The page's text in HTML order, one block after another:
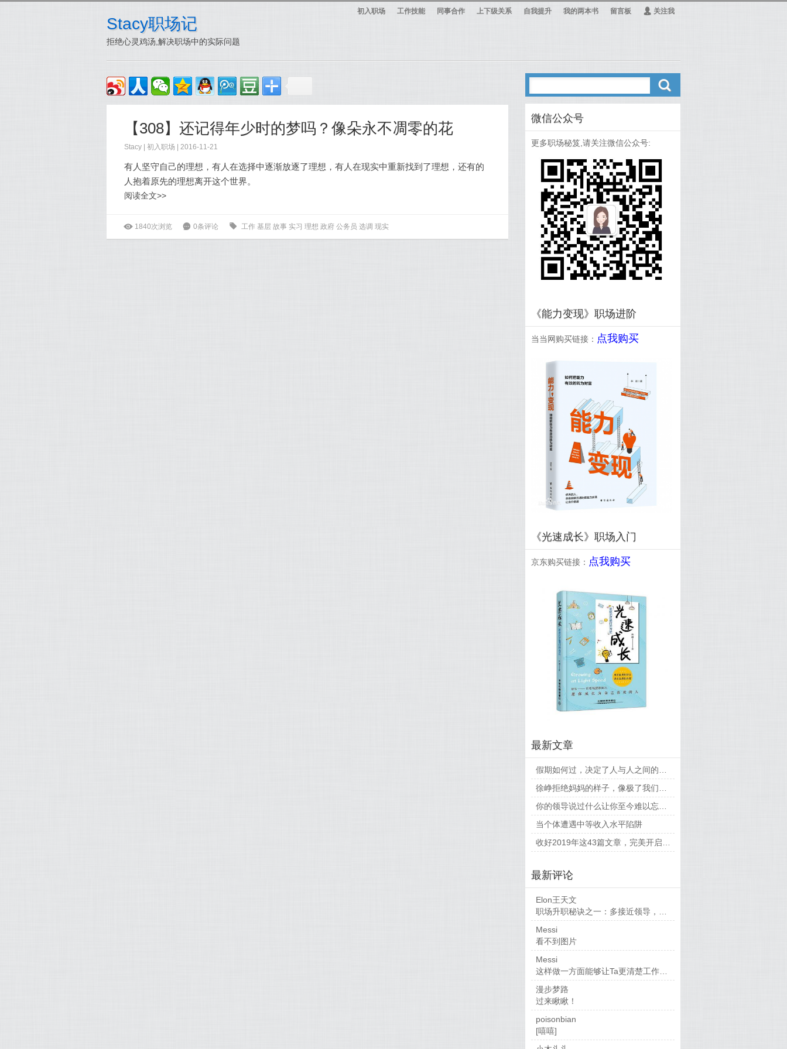
Stacy职场记
拒绝心灵鸡汤,解决职场中的实际问题
初入职场 工作技能 同事合作 上下级关系 自我提升 我的两本书 留言板 Ą 关注我
【308】还记得年少时的梦吗？像朵永不凋零的花
Stacy 初入职场 | 2016-11-21
有人坚守自己的理想，有人在选择中逐渐放逐了理想，有人在现实中重新找到了理想，还有的
人抱着原先的理想离开这个世界。
阅读全文>>
ė 1840次浏览 6 0条评论 0 工作 基层 故事 实习 理想 政府 公务员 选调 现实
ő
微信公众号
更多职场秘笈,请关注微信公众号:
《能力变现》职场进阶
当当网购买链接： 点我购买
《光速成长》职场入门
京东购买链接： 点我购买
最新文章
当个体遭遇中等收入水平陷阱
最新评论
Elon王天文
职场升职秘诀之一：多接近领导，当然，多做...
Messi
看不到图片
Messi
这样做一方面能够让Ta更清楚工作要求，也...
漫步梦路
过来瞅瞅！
poisonbian
[嘻嘻]